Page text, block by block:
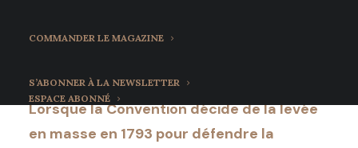
COMMANDER LE MAGAZINE
S’ABONNER À LA NEWSLETTER
ESPACE ABONNÉ
8 mars 2022
Lorsque la Convention décide de la levée
en masse en 1793 pour défendre la